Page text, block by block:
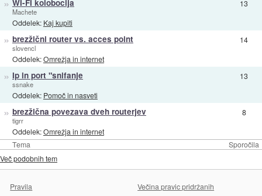
Tema Sporočila
WI-FI kolobocija
Machete
Oddelek: Kaj kupiti
13
» brezžični router vs. acces point
slovencl
Oddelek:Omrežja in internet
14
» Ip in port "snifanje
ssnake
Oddelek: Pomoč in nasveti
13
» brezžična povezava dveh routerjev
tigrr
Oddelek:Omrežja in internet
8
Več podobnih tem
Pravila Večina pravic pridržanih